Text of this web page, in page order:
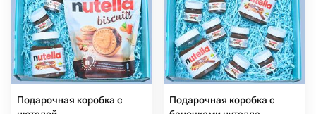
Подарочная коробка с
Подарочная коробка с